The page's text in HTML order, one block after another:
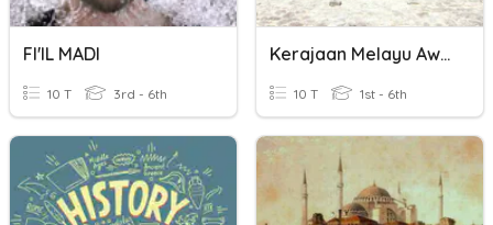
FI'IL MADI
10 T 3rd - 6th
Kerajaan Melayu Awal
10 T 1st - 6th